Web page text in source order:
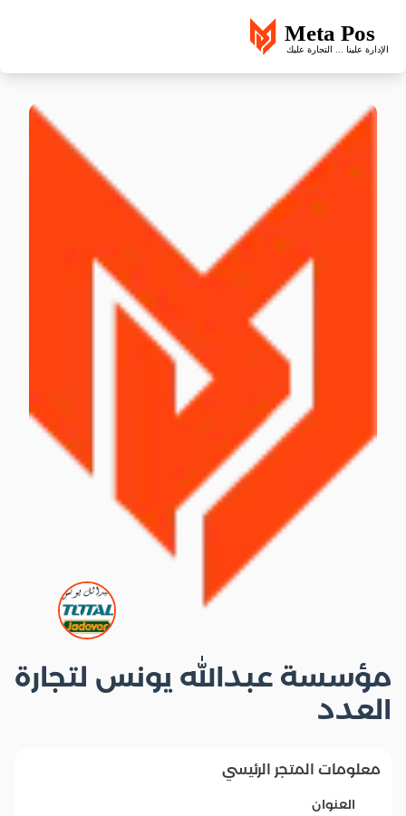
مؤسسة عبدالله يونس لتجارة
العدد
معلومات المتجر الرئيسي
العنوان